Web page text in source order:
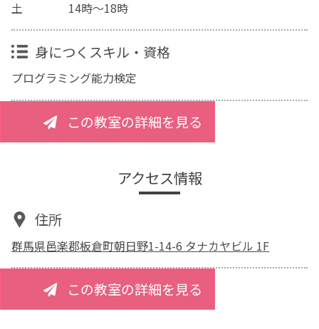
土 14時～18時
身につくスキル・資格
プログラミング能力検定
この教室の詳細を見る
アクセス情報
住所
群馬県邑楽郡板倉町朝日野1-14-6 タナカヤビル 1F
この教室の詳細を見る